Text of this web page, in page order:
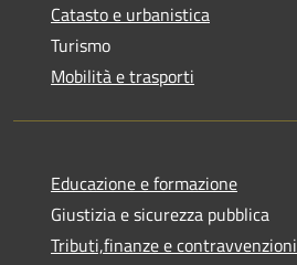
Catasto e urbanistica
Turismo
Mobilità e trasporti
Educazione e formazione
Giustizia e sicurezza pubblica
Tributi,finanze e contravvenzioni